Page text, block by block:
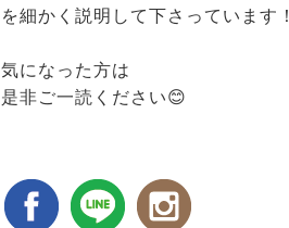
を細かく説明して下さっています！
気になった方は
是非ご一読ください😊